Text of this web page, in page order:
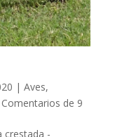
| Aves,
Comentarios de 9
crestada -